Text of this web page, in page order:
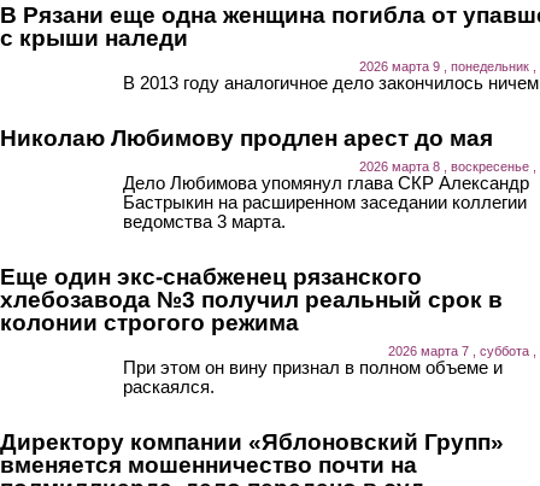
В Рязани еще одна женщина погибла от
с крыши наледи
2026 марта 9 , понедельник ,
В 2013 году аналогичное дело закончилось
Николаю Любимову продлен арест до мая
2026 марта 8 , воскресенье ,
Дело Любимова упомянул глава СКР Александр
Бастрыкин на расширенном заседании коллегии
ведомства 3 марта.
Еще один экс-снабженец рязанского
хлебозавода №3 получил реальный срок в
колонии строгого режима
2026 марта 7 , суббота ,
При этом он вину признал в полном объеме и
раскаялся.
Директору компании «Яблоновский Групп»
вменяется мошенничество почти на